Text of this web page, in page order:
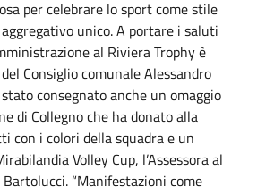
per celebrare lo sport come stile
unico. A portare i saluti
al Riviera Trophy è
Consiglio comunale Alessandro
consegnato anche un omaggio
di Collegno che ha donato alla
con i colori della squadra e un
Volley Cup, l’Assessora al
“Manifestazioni come